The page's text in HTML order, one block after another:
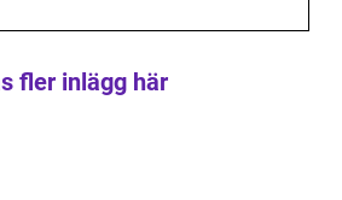
fler inlägg här